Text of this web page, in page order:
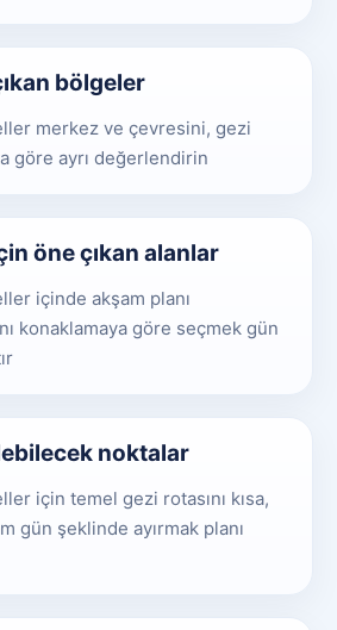
bölgeler
merkez ve çevresini, gezi
göre ayrı değerlendirin
öne çıkan alanlar
içinde akşam planı
konaklamaya göre seçmek gün
noktalar
için temel gezi rotasını kısa,
gün şeklinde ayırmak planı